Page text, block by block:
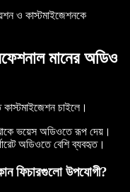
ও কাস্টমাইজেশনকে
মানের অডিও
চাইলে।
ভয়েস অডিওতে রূপ দেয়।
অডিওতে বেশি ব্যবহৃত।
ফিচারগুলো উপযোগী?